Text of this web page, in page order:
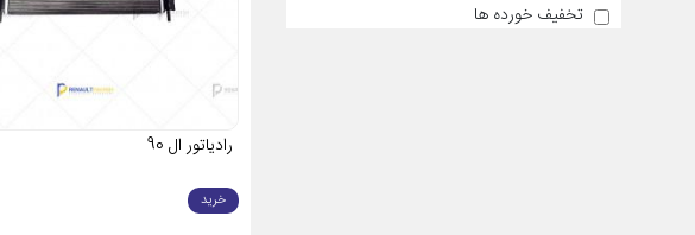
تخفیف خورده ها
رادیاتور ال 90
خرید